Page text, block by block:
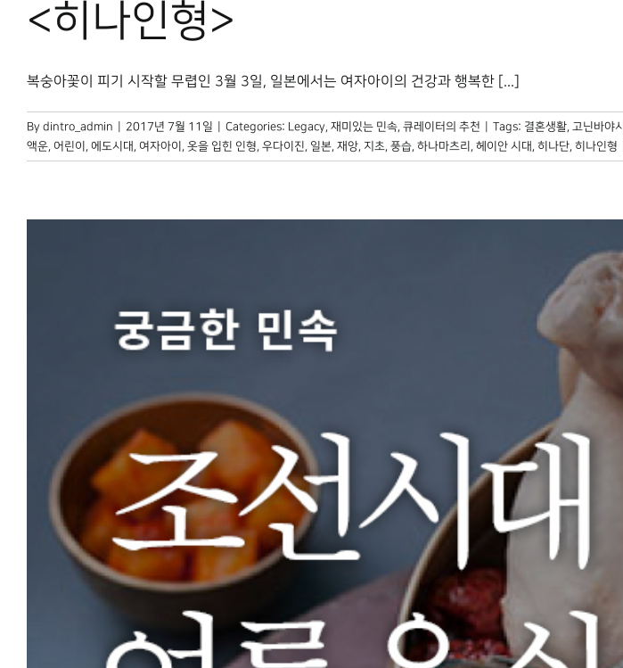
<히나인형>
복숭아꽃이 피기 시작할 무렵인 3월 3일, 일본에서는 여자아이의 건강과 행복한 [...]
By dintro_admin 2017년 7월 11일 Categories: Legacy, 재미있는 민속, 큐레이터의 추천 Tags: 결혼생활, 고닌바야시
액운, 어린이 , 에도시대 , 여자아이 , 옷을 입힌 인형, 우다이진, 일본, 재앙, 지초, 풍습, 하나마츠리 , 헤이안 시대 , 히나단, 히나인형